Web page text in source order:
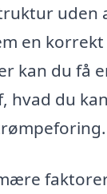
uden
en
kan du få
hvad du